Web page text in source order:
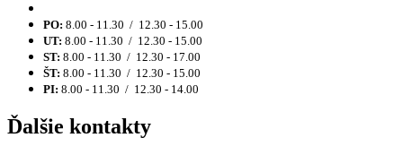
PO: 8.00 - 11.30 / 12.30 - 15.00
UT: 8.00 - 11.30 / 12.30 - 15.00
ST: 8.00 - 11.30 / 12.30 - 17.00
ŠT: 8.00 - 11.30 / 12.30 - 15.00
PI: 8.00 - 11.30 / 12.30 - 14.00
Ďalšie kontakty